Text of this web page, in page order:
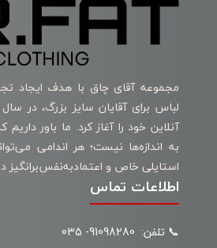
مجموعه آقای چاق با هدف ایجاد
آنلاین خود را آغاز کرد. ما باور
به اندازه‌ها نیست؛ هر اندامی
استایلی خاص و اعتمادبه‌نفس‌برانگیز
اطلاعات تماس
📞 تلفن: 91098280- 035